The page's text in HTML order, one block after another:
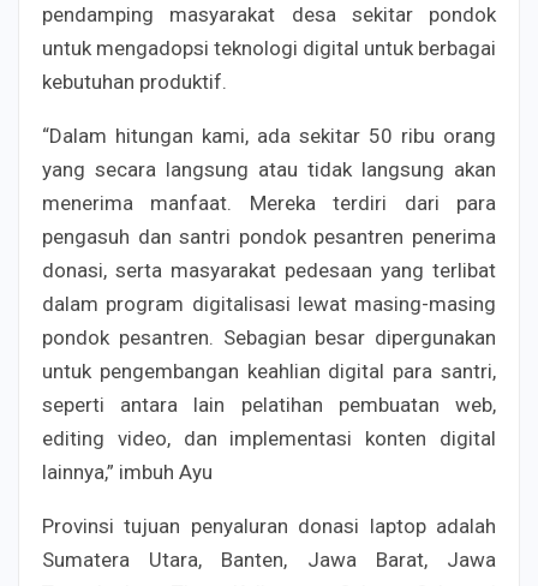
pendamping masyarakat desa sekitar pondok
untuk mengadopsi teknologi digital untuk berbagai
kebutuhan produktif.
“Dalam hitungan kami, ada sekitar 50 ribu orang
yang secara langsung atau tidak langsung akan
menerima manfaat. Mereka terdiri dari para
pengasuh dan santri pondok pesantren penerima
donasi, serta masyarakat pedesaan yang terlibat
dalam program digitalisasi lewat masing-masing
pondok pesantren. Sebagian besar dipergunakan
untuk pengembangan keahlian digital para santri,
seperti antara lain pelatihan pembuatan web,
editing video, dan implementasi konten digital
lainnya,” imbuh Ayu
Provinsi tujuan penyaluran donasi laptop adalah
Sumatera Utara, Banten, Jawa Barat, Jawa